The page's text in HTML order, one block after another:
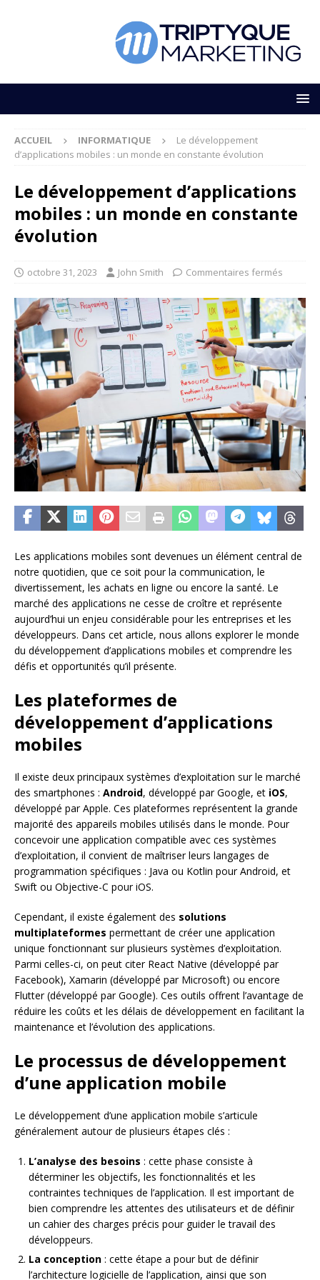
ACCUEIL INFORMATIQUE
Le développement
d’applications mobiles : un monde en constante évolution
Le développement d’applications
mobiles : un monde en constante
évolution
octobre 31, 2023 John Smith Commentaires fermés
Les applications mobiles sont devenues un élément central de
notre quotidien, que ce soit pour la communication, le
divertissement, les achats en ligne ou encore la santé. Le
marché des applications ne cesse de croître et représente
aujourd’hui un enjeu considérable pour les entreprises et les
développeurs. Dans cet article, nous allons explorer le monde
du développement d’applications mobiles et comprendre les
défis et opportunités qu’il présente.
Les plateformes de
développement d’applications
mobiles
Il existe deux principaux systèmes d’exploitation sur le marché
des smartphones : Android, développé par Google, et iOS,
développé par Apple. Ces plateformes représentent la grande
majorité des appareils mobiles utilisés dans le monde. Pour
concevoir une application compatible avec ces systèmes
d’exploitation, il convient de maîtriser leurs langages de
programmation spécifiques : Java ou Kotlin pour Android, et
Swift ou Objective-C pour iOS.
Cependant, il existe également des solutions
multiplateformes permettant de créer une application
unique fonctionnant sur plusieurs systèmes d’exploitation.
Parmi celles-ci, on peut citer React Native (développé par
Facebook), Xamarin (développé par Microsoft) ou encore
Flutter (développé par Google). Ces outils offrent l’avantage de
réduire les coûts et les délais de développement en facilitant la
maintenance et l’évolution des applications.
Le processus de développement
d’une application mobile
Le développement d’une application mobile s’articule
généralement autour de plusieurs étapes clés :
L’analyse des besoins : cette phase consiste à
déterminer les objectifs, les fonctionnalités et les
contraintes techniques de l’application. Il est important de
bien comprendre les attentes des utilisateurs et de définir
un cahier des charges précis pour guider le travail des
développeurs.
La conception : cette étape a pour but de définir
l’architecture logicielle de l’application, ainsi que son